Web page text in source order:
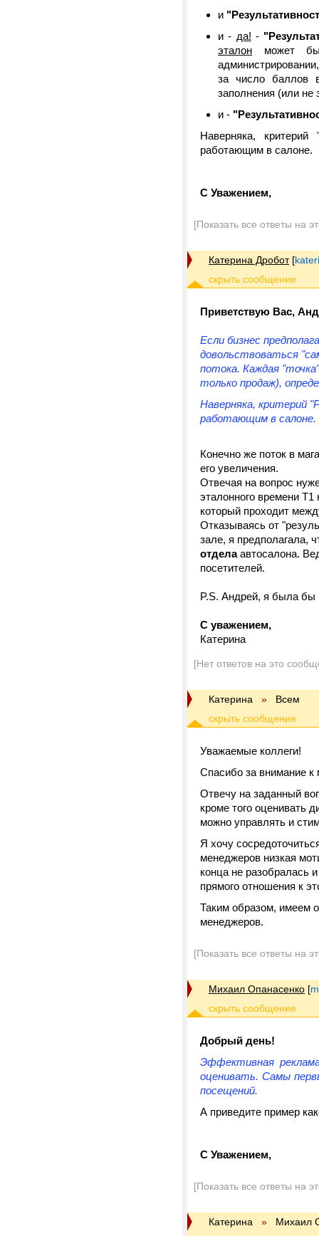
и
и - да! -
эталон может
за число баллов
заполнения (или не
и -
Наверняка,
работающим в салоне.
С Уважением,
[Показать все ответы на
Катерина Дробот [
Приветствую Вас,
Если бизнес
довольствоваться
потока. Каждая
только продаж),
Наверняка, критерий
работающим в салоне.
Конечно же поток в
его увеличения.
Отвечая на вопрос
эталонного времени
который проходит
Отказываясь от
зале, я предполагала,
отделаавтосалона.
посетителей.
P.S. Андрей, я была бы
С уважением,
Катерина
[Нет ответов на это
Катерина » Всем
Уважаемые коллеги!
Спасибо за внимание к
Отвечу на заданный
кроме того оценивать
можно управлять и
Я хочу
менеджеров низкая
конца не разобралась
прямого отношения к
Таким образом, имеем
менеджеров.
[Показать все ответы на
Михаил Опанасенко [
Добрый день!
Эффективная
оценивать. Самы
посещений.
А приведите пример
С Уважением,
[Показать все ответы на
Катерина » Михаил